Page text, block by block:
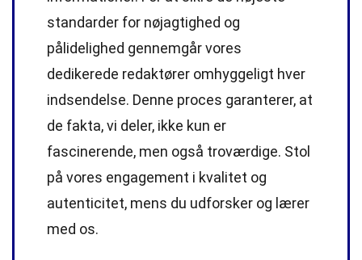
standarder for nøjagtighed og
pålidelighed gennemgår vores
dedikerede redaktører omhyggeligt hver
indsendelse. Denne proces garanterer, at
de fakta, vi deler, ikke kun er
fascinerende, men også troværdige. Stol
på vores engagement i kvalitet og
autenticitet, mens du udforsker og lærer
med os.